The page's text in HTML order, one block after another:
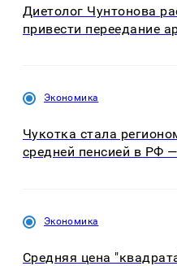
Диетолог Чунтонова
привести переедание
Экономика
Чукотка стала
средней пенсией в РФ
Экономика
Средняя цена